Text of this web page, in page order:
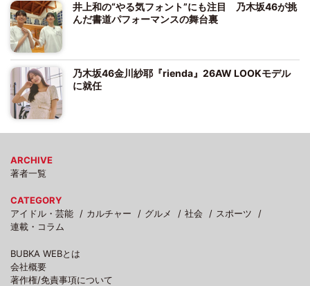
井上和の“やる気フォント”にも注目 乃木坂46が挑
んだ書道パフォーマンスの舞台裏
乃木坂46金川紗耶『rienda』26AW LOOKモデル
に就任
ARCHIVE
著者一覧
CATEGORY
アイドル・芸能
カルチャー グルメ 社会
スポーツ
連載・コラム
BUBKA WEBとは
会社概要
著作権/免責事項について